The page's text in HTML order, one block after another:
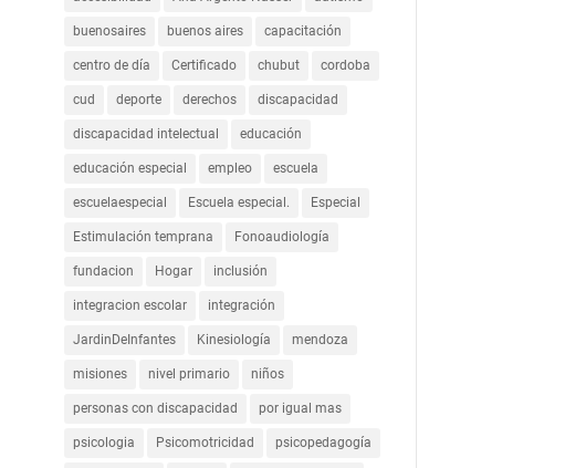
buenosaires buenos aires capacitación
centro de día Certificado chubut cordoba
cud deporte derechos discapacidad
discapacidad intelectual educación
educación especial empleo escuela
escuelaespecial Escuela especial. Especial
Estimulación temprana Fonoaudiología
fundacion Hogar inclusión
integracion escolar integración
JardinDeInfantes Kinesiología mendoza
misiones nivel primario niños
personas con discapacidad por igual mas
psicologia Psicomotricidad psicopedagogía